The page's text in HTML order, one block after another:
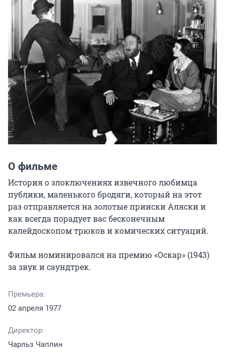
О фильме
История о злоключениях извечного любимца
публики, маленького бродяги, который на этот
раз отправляется на золотые прииски Аляски и
как всегда порадует вас бесконечным
калейдоскопом трюков и комических ситуаций.
Фильм номинировался на премию «Оскар» (1943)
за звук и саундтрек.
Премьера:
02 апреля 1977
Директор:
Чарльз Чаплин